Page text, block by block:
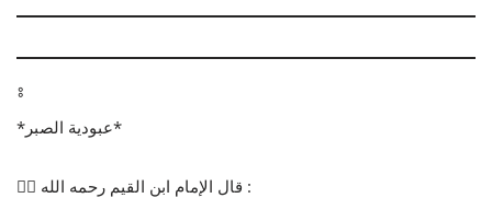
*عبودية الصبر*
✍🏻 قال الإمام ابن القيم رحمه الله :